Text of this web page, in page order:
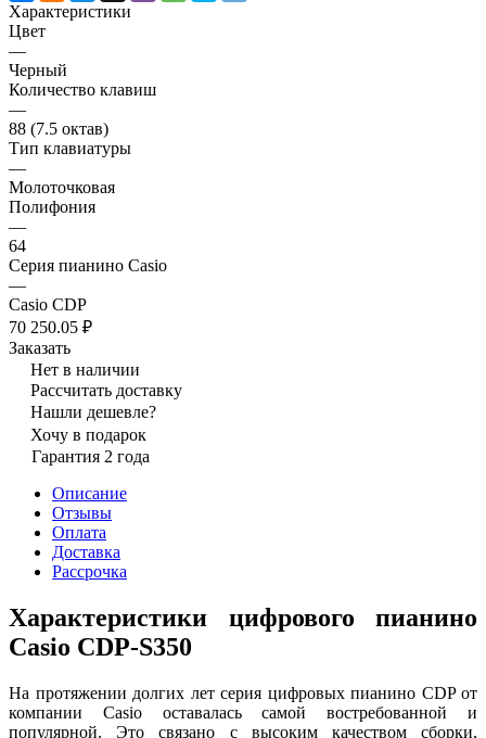
Характеристики
Цвет
—
Черный
Количество клавиш
—
88 (7.5 октав)
Тип клавиатуры
—
Молоточковая
Полифония
—
64
Серия пианино Casio
—
Casio CDP
70 250.05 ₽
Заказать
Нет в наличии
Рассчитать доставку
Нашли дешевле?
Хочу в подарок
Гарантия 2 года
Описание
Отзывы
Оплата
Доставка
Рассрочка
Характеристики цифрового пианино
Casio CDP-S350
На протяжении долгих лет серия цифровых пианино CDP от
компании Casio оставалась самой востребованной и
популярной. Это связано с высоким качеством сборки,